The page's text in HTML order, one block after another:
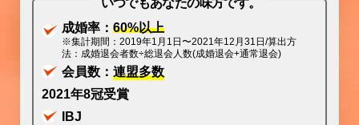
いつでもあなたの味方です。
成婚率： 60%以上
※集計期間：2019年1月1日〜2021年12月31日/算出方
法：成婚退会者数÷総退会人数(成婚退会+通常退会)
会員数： 連盟多数
2021年8冠受賞
IBJ